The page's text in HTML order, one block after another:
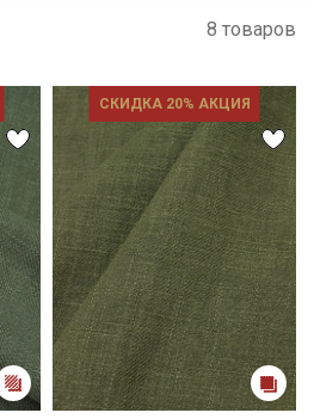
8 товаров
СКИДКА 20% АКЦИЯ